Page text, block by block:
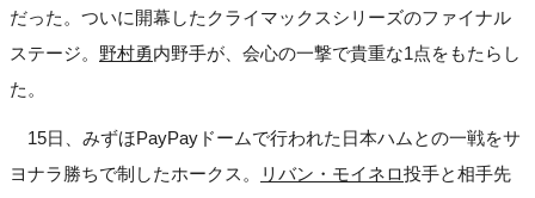
だった。ついに開幕したクライマックスシリーズのファイナル
ステージ。 野村勇内野手が、会心の一撃で貴重な1点をもたらし
た。
15日、みずほPayPayドームで行われた日本ハムとの一戦をサ
ヨナラ勝ちで制したホークス。
リバン・モイネロ投手と相手先